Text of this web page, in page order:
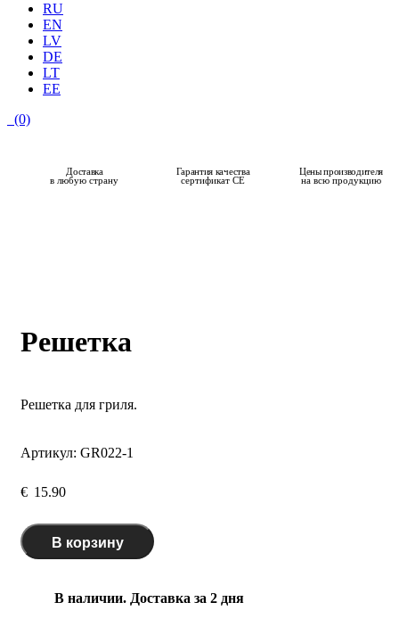
RU
EN
LV
DE
LT
EE
(0)
Доставка
в любую страну
Гарантия качества
сертификат CE
Цены производителя
на всю продукцию
Решетка
Решетка для гриля.
Артикул: GR022-1
€ 15.90
В корзину
В наличии. Доставка за 2 дня